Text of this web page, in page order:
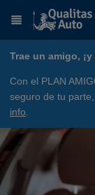
Trae un amigo,
Con el PLAN
seguro de tu
info